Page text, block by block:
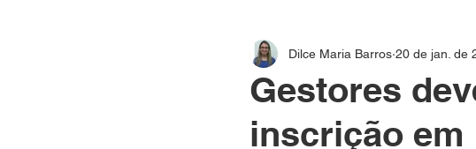
Gestores
inscrição em
Dilce Maria Barros 20 de jan. de